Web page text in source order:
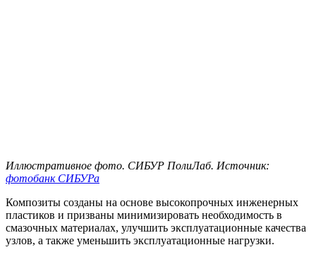
Иллюстративное фото. СИБУР ПолиЛаб. Источник:
фотобанк СИБУРа
Композиты созданы на основе высокопрочных инженерных
пластиков и призваны минимизировать необходимость в
смазочных материалах, улучшить эксплуатационные качества
узлов, а также уменьшить эксплуатационные нагрузки.